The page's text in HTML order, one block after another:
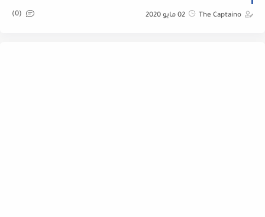
The Captaino 02 مايو 2020 (0)